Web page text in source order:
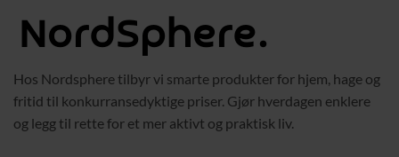
Hos Nordsphere tilbyr vi smarte produkter for hjem, hage og
fritid til konkurransedyktige priser. Gjør hverdagen enklere
og legg til rette for et mer aktivt og praktisk liv.